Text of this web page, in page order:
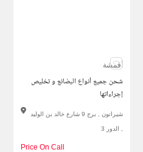
أقمشة
شحن جميع أنواع البضائع و تخليص
إجراءاتها
شيراتون , برج 9 شارع خالد بن الوليد
, الدور 3
Price On Call